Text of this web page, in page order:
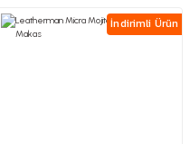
İndirimli Ürün